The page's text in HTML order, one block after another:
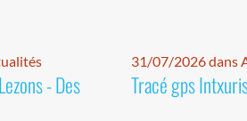
- Des
31/07/2026 dans
Tracé gps